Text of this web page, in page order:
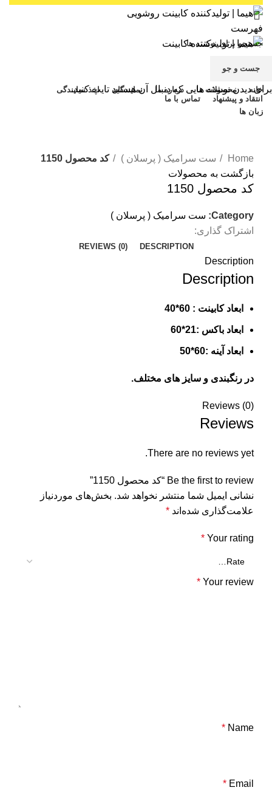
فهرست
زبان ها
خانه
محصولات ما درباره ما نمایندگان
اخذ نمایندگی
انتقاد و پیشنهاد
تماس با ما
زبان ها
Home
ست سرامیک ( پرسلان )
کد محصول 1150
بازگشت به محصولات
کد محصول 1150
Category: ست سرامیک ( پرسلان )
اشتراک گذاری:
DESCRIPTION
REVIEWS (0)
Description
Description
ابعاد کابینت : 60*40
ابعاد باکس :21*60
ابعاد آینه :60*50
در رنگبندی و سایز های مختلف.
Reviews (0)
Reviews
There are no reviews yet.
Be the first to review “کد محصول 1150”
نشانی ایمیل شما منتشر نخواهد شد. بخش‌های موردنیاز
علامت‌گذاری شده‌اند *
Your rating
*
Your review
*
Name
*
Email
*
جست و جو
برای دیدن نوشته هایی که دنبال آن هستید تایپ کنید.